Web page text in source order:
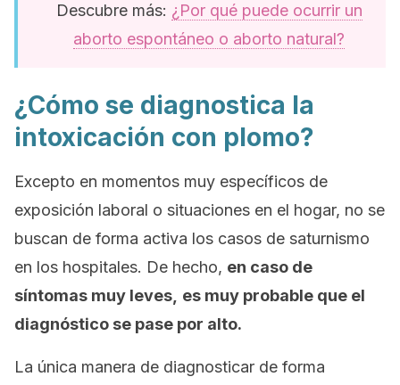
Descubre más: ¿Por qué puede ocurrir un
aborto espontáneo o aborto natural?
¿Cómo se diagnostica la
intoxicación con plomo?
Excepto en momentos muy específicos de
exposición laboral o situaciones en el hogar, no se
buscan de forma activa los casos de saturnismo
en los hospitales. De hecho, en caso de
síntomas muy leves, es muy probable que el
diagnóstico se pase por alto.
La única manera de diagnosticar de forma